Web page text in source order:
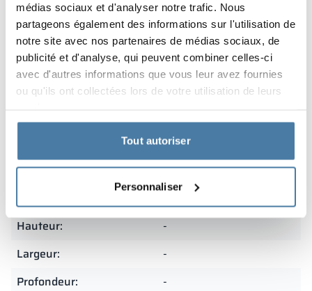
médias sociaux et d'analyser notre trafic. Nous
partageons également des informations sur l'utilisation de
notre site avec nos partenaires de médias sociaux, de
publicité et d'analyse, qui peuvent combiner celles-ci
avec d'autres informations que vous leur avez fournies
ou qu'ils ont collectées lors de votre utilisation de leurs
Tout autoriser
Personnaliser
Nos casiers sont couverts par une garantie et fabriqués
en Pologne à partir de matériaux de la plus haute
qualité. Cela leur confère une durabilité exceptionnelle
et une grande résistance à une utilisation intensive. La
précision de fabrication et le souci du détail en font un
excellent choix pour les environnements exigeants.
Résumé
Dimensions:
Hauteur:
-
Largeur:
-
Profondeur:
-